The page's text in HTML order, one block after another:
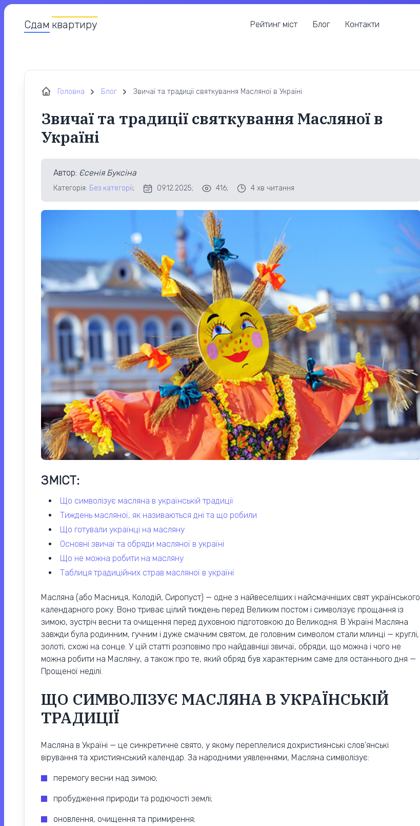
Сдам квартиру Рейтинг міст Блог Контакти
Головна Блог Звичаї та традиції святкування Масляної в Україні
Звичаї та традиції святкування Масляної в
Україні
Автор: Єсенія Буксіна
Категорія: Без категорії; 09.12.2025; 416; 4 хв читання
ЗМІСТ:
що символізує масляна в українській традиції
тиждень масляної, як називаються дні та що робили
що готували українці на масляну
основні звичаї та обряди масляної в україні
що не можна робити на масляну
таблиця традиційних страв масляної в україні
Масляна (або Масниця, Колодій, Сиропуст) — одне з найвеселіших і найсмачніших свят українського
календарного року. Воно триває цілий тиждень перед Великим постом і символізує прощання із
зимою, зустріч весни та очищення перед духовною підготовкою до Великодня. В Україні Масляна
завжди була родинним, гучним і дуже смачним святом, де головним символом стали млинці — круглі,
золоті, схожі на сонце. У цій статті розповімо про найдавніші звичаї, обряди, що можна і чого не
можна робити на Масляну, а також про те, який обряд був характерним саме для останнього дня —
Прощеної неділі.
ЩО СИМВОЛІЗУЄ МАСЛЯНА В УКРАЇНСЬКІЙ
ТРАДИЦІЇ
Масляна в Україні — це синкретичне свято, у якому переплелися дохристиянські слов’янські
вірування та християнський календар. За народними уявленнями, Масляна символізує:
перемогу весни над зимою;
пробудження природи та родючості землі;
оновлення, очищення та примирення;